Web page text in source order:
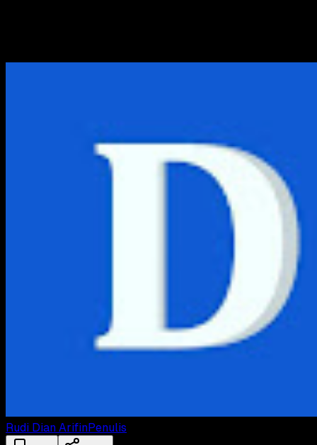
Rudi Dian ArifinPenulis